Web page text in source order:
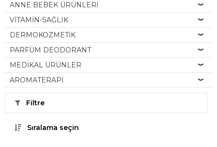
ANNE BEBEK ÜRÜNLERİ
VİTAMİN-SAĞLIK
DERMOKOZMETİK
PARFÜM DEODORANT
MEDİKAL ÜRÜNLER
AROMATERAPİ
Filtre
Sıralama seçin